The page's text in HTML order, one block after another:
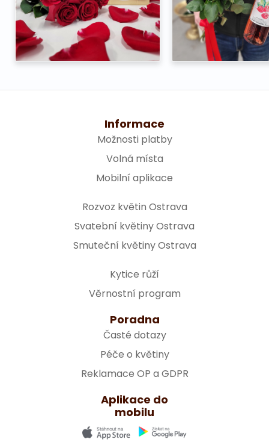
Informace
Možnosti platby
Volná místa
Mobilní aplikace
Rozvoz květin Ostrava
Svatební květiny Ostrava
Smuteční květiny Ostrava
Kytice růží
Věrnostní program
Poradna
Časté dotazy
Péče o květiny
Reklamace OP a GDPR
Aplikace do
mobilu